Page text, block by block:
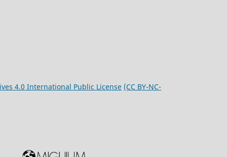
4.0 International Public License (CC BY-NC-